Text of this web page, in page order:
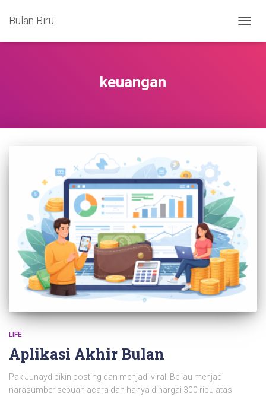
Bulan Biru
keuangan
LIFE
Aplikasi Akhir Bulan
Pak Junayd bikin posting dan menjadi viral. Beliau menjadi
narasumber sebuah acara dan hanya dihargai 300 ribu atas